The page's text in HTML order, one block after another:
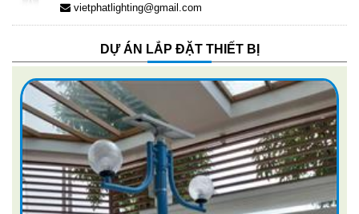
vietphatlighting@gmail.com
DỰ ÁN LẮP ĐẶT THIẾT BỊ